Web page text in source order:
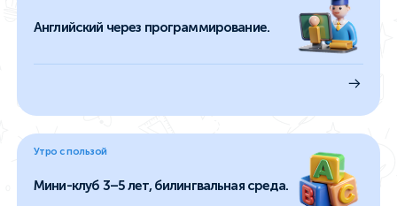
Английский через программирование.
Утро с пользой
Мини-клуб 3–5 лет, билингвальная среда.